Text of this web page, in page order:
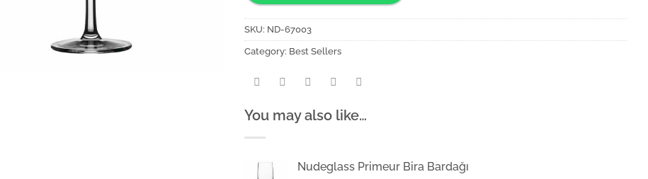
SKU: ND-67003
Category: Best Sellers
You may also like…
Nudeglass Primeur Bira Bardağı